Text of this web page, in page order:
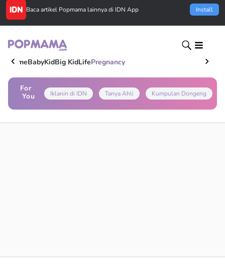
Baca artikel Popmama lainnya di IDN App Install
HomeBabyKidBig KidLifePregnancy
For
You
Iklanin di IDN Tanya Ahli Kumpulan Dongeng